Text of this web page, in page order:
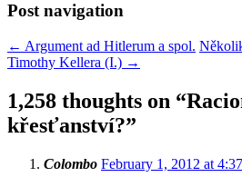
Post navigation
← Argument ad Hitlerum a spol.
Timothy Kellera (I.) →
1,258 thoughts on “
křesťanství?”
Colombo February 1, 2012 at